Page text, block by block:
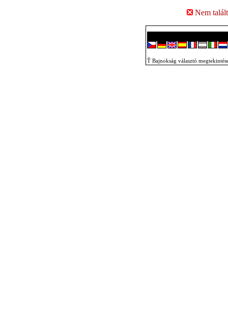
Nem
Ť Bajnokság választó